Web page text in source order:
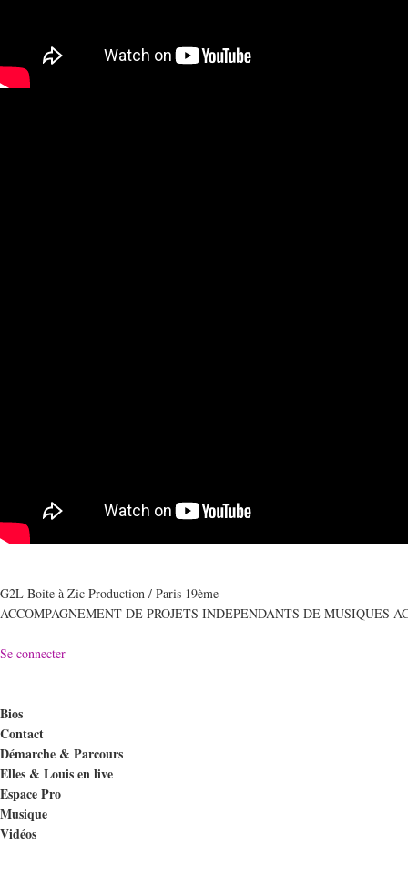
G2L Boite à Zic Production / Paris 19ème
ACCOMPAGNEMENT DE PROJETS INDEPENDANTS DE MUSIQUES
Se connecter
Bios
Contact
Démarche & Parcours
Elles & Louis en live
Espace Pro
Musique
Vidéos